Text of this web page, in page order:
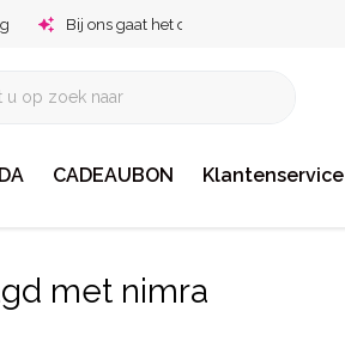
Bij ons gaat het om jou!
CADEAUBON Klantenservice
met nimra